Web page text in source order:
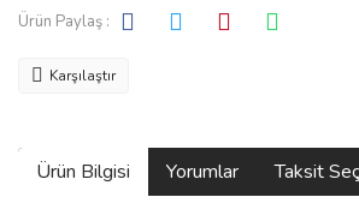
Ürün Paylaş :
Karşılaştır
Ürün Bilgisi Yorumlar Taksit